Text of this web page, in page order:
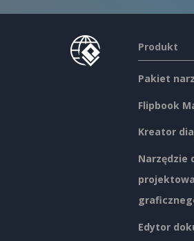
Produkt
Pakiet
Flipbook
Kreator
Narzędzie
Edytor